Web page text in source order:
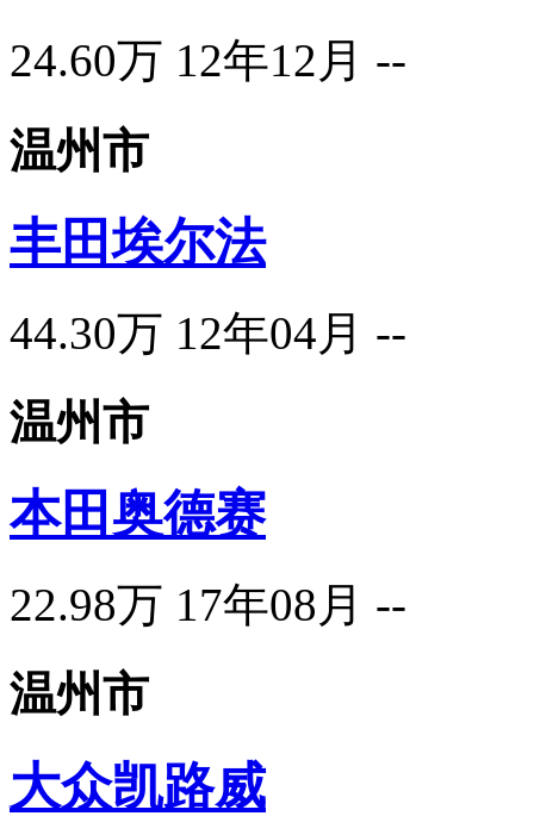
24.60万 12年12月 --
温州市
丰田埃尔法
44.30万 12年04月 --
温州市
本田奥德赛
22.98万 17年08月 --
温州市
大众凯路威